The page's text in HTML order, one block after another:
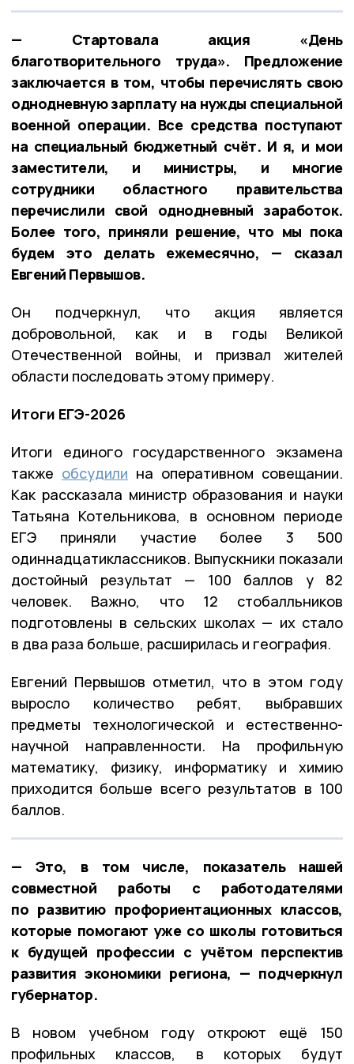
— Стартовала акция «День
благотворительного труда». Предложение
заключается в том, чтобы перечислять свою
однодневную зарплату на нужды специальной
военной операции. Все средства поступают
на специальный бюджетный счёт. И я, и мои
заместители, и министры, и многие
сотрудники областного правительства
перечислили свой однодневный заработок.
Более того, приняли решение, что мы пока
будем это делать ежемесячно, — сказал
Евгений Первышов.
Он подчеркнул, что акция является
добровольной, как и в годы Великой
Отечественной войны, и призвал жителей
области последовать этому примеру.
Итоги ЕГЭ-2026
Итоги единого государственного экзамена
также обсудили на оперативном совещании.
Как рассказала министр образования и науки
Татьяна Котельникова, в основном периоде
ЕГЭ приняли участие более 3 500
одиннадцатиклассников. Выпускники показали
достойный результат — 100 баллов у 82
человек. Важно, что 12 стобалльников
подготовлены в сельских школах — их стало
в два раза больше, расширилась и география.
Евгений Первышов отметил, что в этом году
выросло количество ребят, выбравших
предметы технологической и естественно-
научной направленности. На профильную
математику, физику, информатику и химию
приходится больше всего результатов в 100
баллов.
— Это, в том числе, показатель нашей
совместной работы с работодателями
по развитию профориентационных классов,
которые помогают уже со школы готовиться
к будущей профессии с учётом перспектив
развития экономики региона, — подчеркнул
губернатор.
В новом учебном году откроют ещё 150
профильных классов, в которых будут